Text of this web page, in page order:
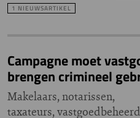
1 NIEUWSARTIKEL
Campagne moet
brengen crimineel
Makelaars, notarissen,
taxateurs,